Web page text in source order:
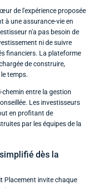
de l'expérience proposée
à une assurance-vie en
n'a pas besoin de
ni de suivre
financiers. La plateforme
de construire,
temps.
entre la gestion
Les investisseurs
en profitant de
par les équipes de la
dès la
Placement invite chaque